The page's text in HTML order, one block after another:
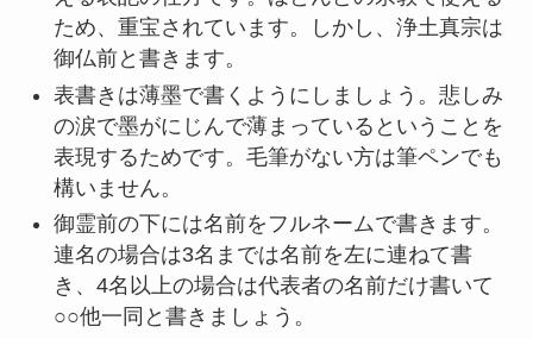
ため、重宝されています。しかし、浄土真宗は
御仏前と書きます。
表書きは薄墨で書くようにしましょう。悲しみ
の涙で墨がにじんで薄まっているということを
表現するためです。毛筆がない方は筆ペンでも
構いません。
御霊前の下には名前をフルネームで書きます。
連名の場合は3名までは名前を左に連ねて書
き、4名以上の場合は代表者の名前だけ書いて
○○他一同と書きましょう。